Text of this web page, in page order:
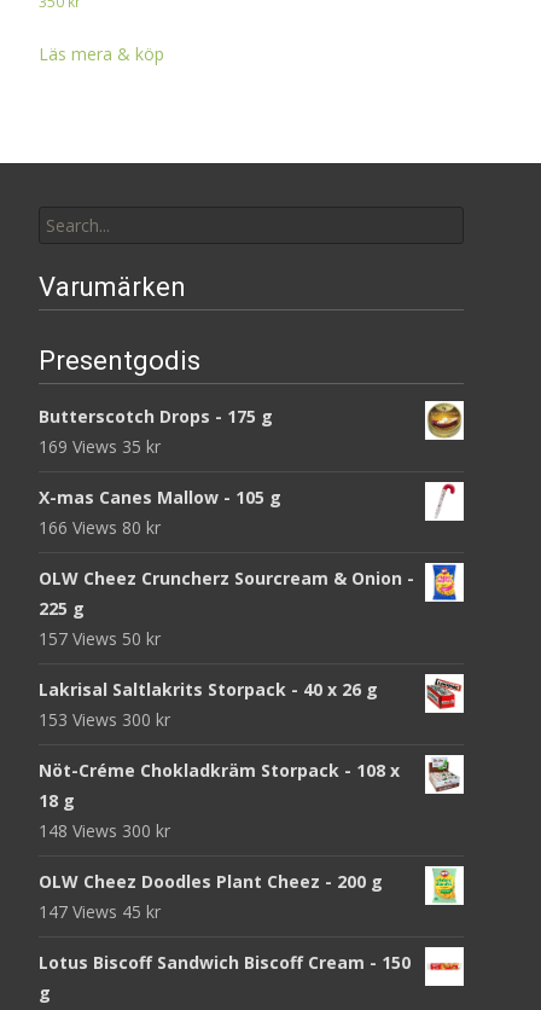
Läs mera & köp
for:
Varumärken
Presentgodis
Butterscotch Drops - 175 g
169 Views 35 kr
X-mas Canes Mallow - 105 g
166 Views 80 kr
OLW Cheez Cruncherz Sourcream & Onion -
225 g
157 Views 50 kr
Lakrisal Saltlakrits Storpack - 40 x 26 g
153 Views 300 kr
Nöt-Créme Chokladkräm Storpack - 108 x
18 g
148 Views 300 kr
OLW Cheez Doodles Plant Cheez - 200 g
147 Views 45 kr
Lotus Biscoff Sandwich Biscoff Cream - 150
g